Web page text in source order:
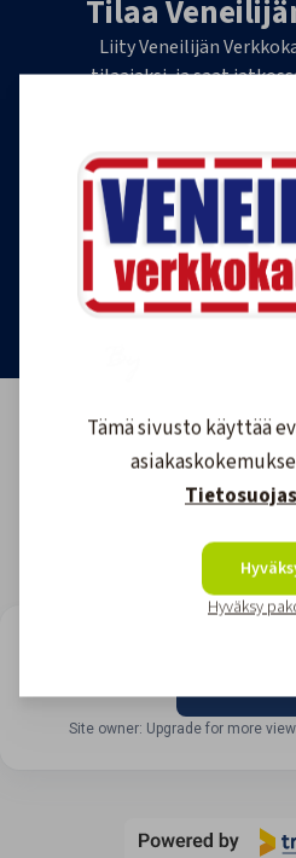
Tilaa
Liity Veneilijän
tilaajaksi, ja saat
uutiskirjettä kuukaudessa.
tilauksen
Tilaa
Site owner: Upgrade for more
Tämä sivusto käyttää
Hyväksy